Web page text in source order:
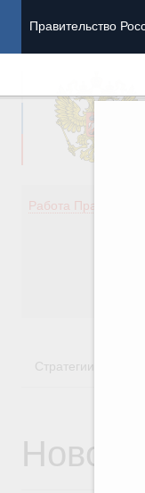
Правительство
Работа
Стратегии